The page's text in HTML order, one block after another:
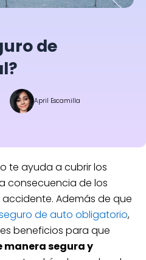
de
April Escamilla
te ayuda a cubrir los
consecuencia de los
Además de que
de auto obligatorio,
beneficios para que
manera segura y